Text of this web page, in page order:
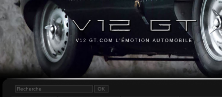
V12 GT.COM L'ÉMOTION AUTOMOBILE